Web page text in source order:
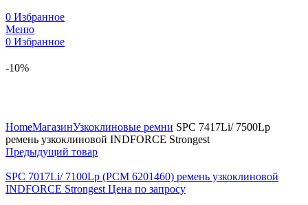
0 Избранное
Меню
0 Избранное
-10%
HomeМагазинУзкоклиновые ремни SPC 7417Li/ 7500Lp
ремень узкоклиновой INDFORCE Strongest
Предыдущий товар
SPC 7017Li/ 7100Lp (РСМ 6201460) ремень узкоклиновой
INDFORCE Strongest Цена по запросу